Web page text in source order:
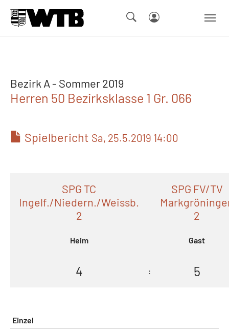
Bezirk A - Sommer 2019
Herren 50 Bezirksklasse 1 Gr. 066
Spielbericht Sa, 25.5.2019 14:00
SPG TC
Ingelf./Niedern./Weissb.
2
Heim
SPG FV/TV
2
Gast
4 : 5
Einzel